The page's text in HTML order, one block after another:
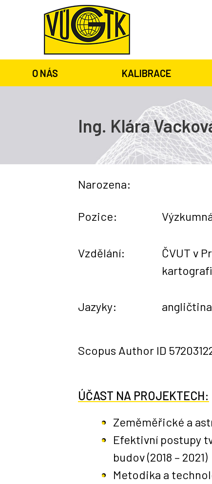
O NÁS KALIBRACE
Ing. Klára
Narozena:
Pozice:
Vzdělání:
ČVUT v
Jazyky: angličtina
Scopus Author ID
ÚČAST NA PROJEKTECH:
Zeměměřické a
Efektivní postupy
budov (2018 – 2021)
Metodika a